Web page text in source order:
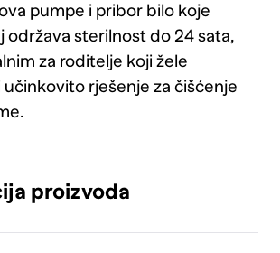
pumpe i pribor bilo koje
održava sterilnost do 24 sata,
za roditelje koji žele
rješenje za čišćenje
proizvoda